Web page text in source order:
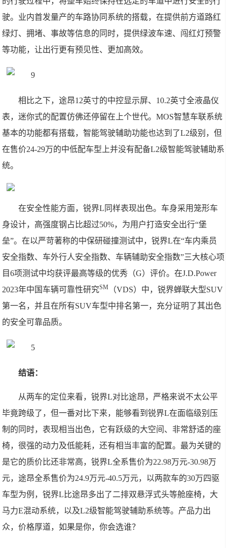
驶。业内首发量产的车路协同系统的搭载，在提供前方道路红
绿灯、拥堵、事故等信息的同时，提供绿波车速、闯红灯预警
等功能，让出行更有预见性、更加高效。
相比之下，途昂12英寸的中控显示屏、10.2英寸全液晶仪
表，迷你式的配置仿佛还停留在上个世代。MOS智慧车联系统
基本的功能都有搭载，智能驾驶辅助功能也达到了L2级别，但
在售价24-29万的中低配车型上并没有配备L2级智能驾驶辅助系
统。
在安全性能方面，锐界L同样表现出色。车身采用笼形车
身设计，高强度钢占比超过50%，为用户打造安全出行“堡
垒”。在以严苛著称的中保研碰撞测试中，锐界L在“车内乘员
安全指数、车外行人安全指数、车辆辅助安全指数”三大核心项
目6项测试中均获评最高等级的优秀（G）评价。在J.D.Power
2023年中国车辆可靠性研究SM
（VDS）中，锐界蝉联大型SUV
第一名，并且在所有SUV车型中排名第一，充分证明了其出色
的安全可靠品质。
结语：
从两车的定位来看，锐界L对比途昂，严格来说不太公平
毕竟跨级了，但一番对比下来，能够看到锐界L在面临级别压
制的同时，表现相当出色，它有跃级的大空间、非常舒适的座
椅，很强的动力及低能耗，还有相当丰富的配置。最为关键的
是它的质价比还非常高，锐界L全系售价为22.98万元-30.98万
元，途昂全系售价为24.9万元-40.5万元，以两款车的30万四驱
车型为例，锐界L比途昂多出了二排双悬浮式头等舱座椅，大
马力E混动系统，以及L2级智能驾驶辅助系统等。产品力出
众，价格厚道，如果是你，你会选谁？